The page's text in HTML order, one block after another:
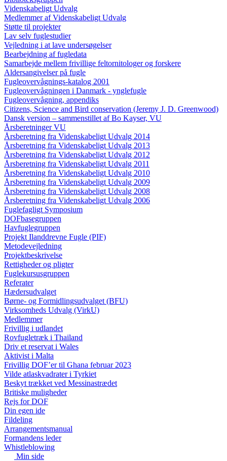
Videnskabeligt Udvalg
Medlemmer af Videnskabeligt Udvalg
Støtte til projekter
Lav selv fuglestudier
Vejledning i at lave undersøgelser
Bearbejdning af fugledata
Samarbejde mellem frivillige feltornitologer og forskere
Aldersangivelser på fugle
Fugleovervågnings-katalog 2001
Fugleovervågningen i Danmark - ynglefugle
Fugleovervågning, appendiks
Citizens, Science and Bird conservation (Jeremy J. D. Greenwood)
Dansk version – sammenstillet af Bo Kayser, VU
Årsberetninger VU
Årsberetning fra Videnskabeligt Udvalg 2014
Årsberetning fra Videnskabeligt Udvalg 2013
Årsberetning fra Videnskabeligt Udvalg 2012
Årsberetning fra Videnskabeligt Udvalg 2011
Årsberetning fra Videnskabeligt Udvalg 2010
Årsberetning fra Videnskabeligt Udvalg 2009
Årsberetning fra Videnskabeligt Udvalg 2008
Årsberetning fra Videnskabeligt Udvalg 2006
Fuglefagligt Symposium
DOFbasegruppen
Havfuglegruppen
Projekt Ilanddrevne Fugle (PIF)
Metodevejledning
Projektbeskrivelse
Rettigheder og pligter
Fuglekursusgruppen
Referater
Hædersudvalget
Børne- og Formidlingsudvalget (BFU)
Virksomheds Udvalg (VirkU)
Medlemmer
Frivillig i udlandet
Rovfugletræk i Thailand
Driv et reservat i Wales
Aktivist i Malta
Frivillig DOF’er til Ghana februar 2023
Vilde atlaskvadrater i Tyrkiet
Beskyt trækket ved Messinastrædet
Britiske muligheder
Rejs for DOF
Din egen ide
Fildeling
Arrangementsmanual
Formandens leder
Whistleblowing
Min side